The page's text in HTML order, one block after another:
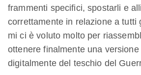
frammenti specifici, spostarli e
correttamente in relazione a tutti
mi ci è voluto molto per
ottenere finalmente una
digitalmente del teschio del